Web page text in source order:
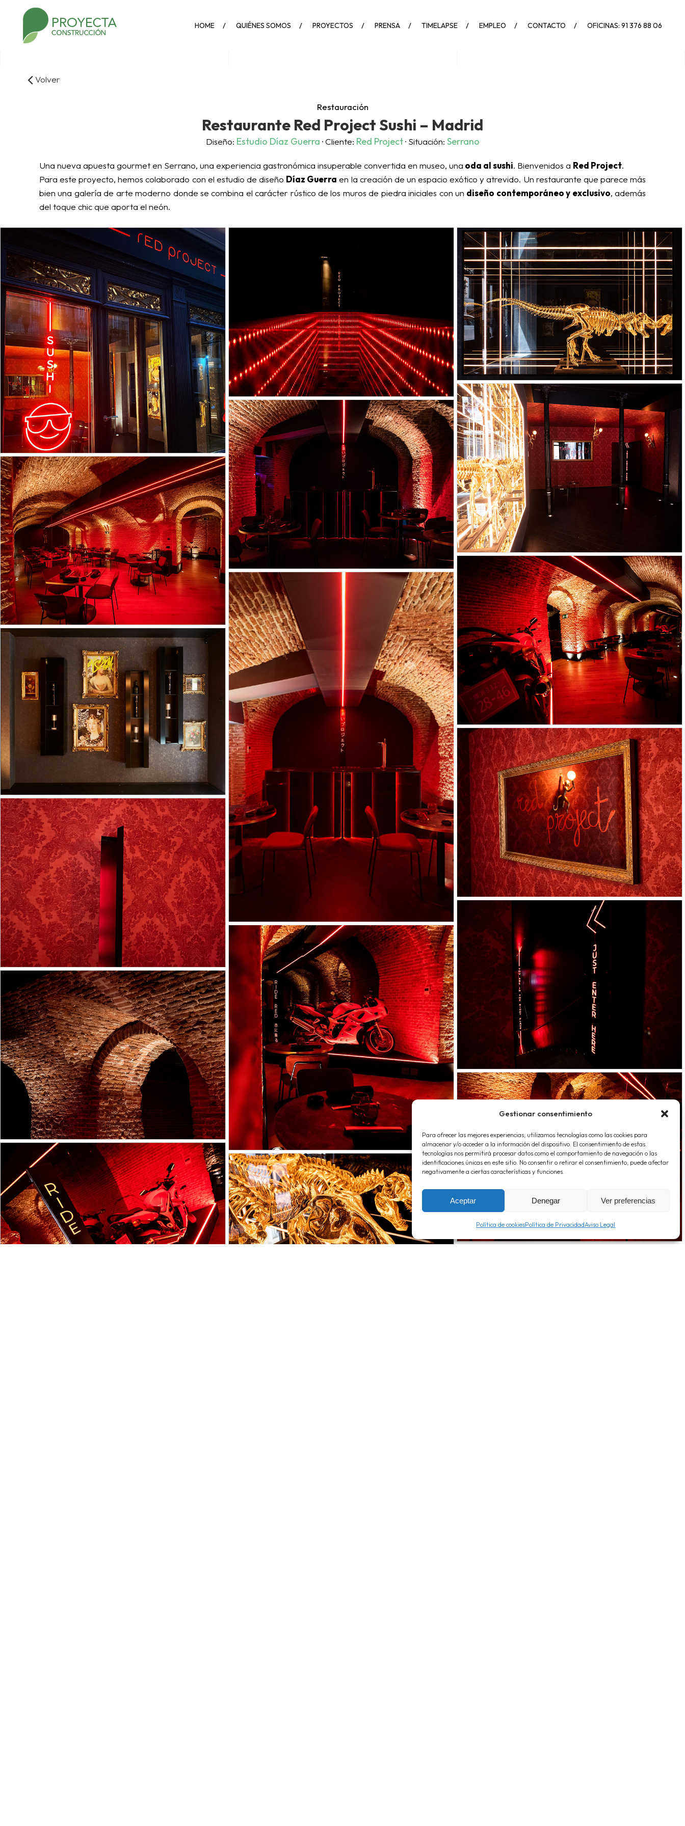
Gestionar consentimiento
Para ofrecer las mejores experiencias, utilizamos tecnologías como las cookies para
almacenar y/o acceder a la información del dispositivo. El consentimiento de estas
tecnologías nos permitirá procesar datos como el comportamiento de navegación o las
identificaciones únicas en este sitio. No consentir o retirar el consentimiento, puede afectar
negativamente a ciertas características y funciones.
Aceptar Denegar Ver preferencias
Política de cookiesPolítica de PrivacidadAviso Legal
HOME QUIÉNES SOMOS PROYECTOS PRENSA TIMELAPSE EMPLEO CONTACTO OFICINAS: 91 376 88 06
Volver
Restauración
Restaurante Red Project Sushi – Madrid
Diseño: Estudio Díaz Guerra · Cliente: Red Project· Situación: Serrano
Una nueva apuesta gourmet en Serrano, una experiencia gastronómica insuperable convertida en museo, una oda al sushi. Bienvenidos a Red Project.
Para este proyecto, hemos colaborado con el estudio de diseño Díaz Guerra en la creación de un espacio exótico y atrevido. Un restaurante que parece más
bien una galería de arte moderno donde se combina el carácter rústico de los muros de piedra iniciales con un diseño contemporáneo y exclusivo, además
del toque chic que aporta el neón.